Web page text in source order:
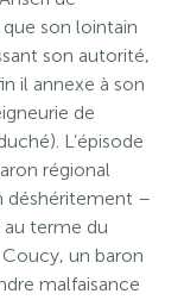
son lointain
son autorité,
il annexe à son
de
L’épisode
régional
déshéritement –
au terme du
un baron
malfaisance